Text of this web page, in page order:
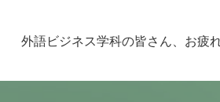
外語ビジネス学科の皆さん、お疲